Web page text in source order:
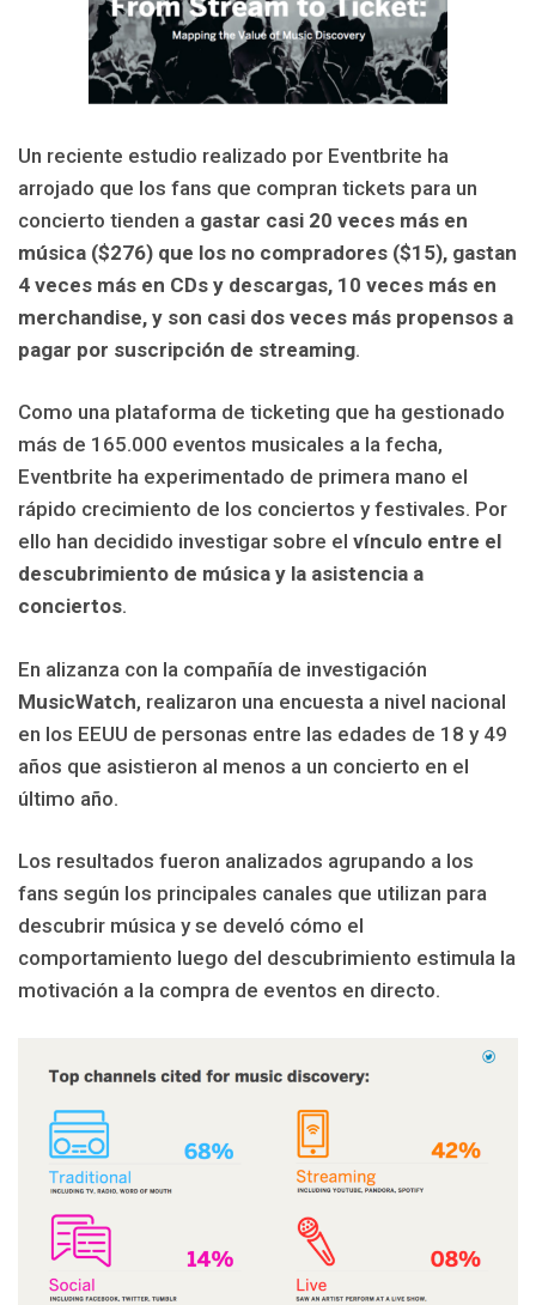
Un reciente estudio realizado por Eventbrite ha
arrojado que los fans que compran tickets para un
concierto tienden a gastar casi 20 veces más en
música ($276) que los no compradores ($15), gastan
4 veces más en CDs y descargas, 10 veces más en
merchandise, y son casi dos veces más propensos a
pagar por suscripción de streaming.
Como una plataforma de ticketing que ha gestionado
más de 165.000 eventos musicales a la fecha,
Eventbrite ha experimentado de primera mano el
rápido crecimiento de los conciertos y festivales. Por
ello han decidido investigar sobre el vínculo entre el
descubrimiento de música y la asistencia a
conciertos.
En alizanza con la compañía de investigación
MusicWatch, realizaron una encuesta a nivel nacional
en los EEUU de personas entre las edades de 18 y 49
años que asistieron al menos a un concierto en el
último año.
Los resultados fueron analizados agrupando a los
fans según los principales canales que utilizan para
descubrir música y se develó cómo el
comportamiento luego del descubrimiento estimula la
motivación a la compra de eventos en directo.